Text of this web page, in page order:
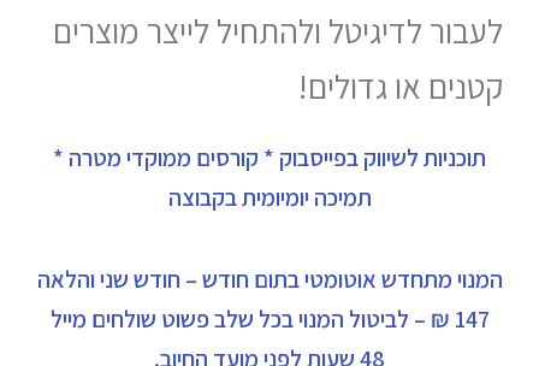
לעבור לדיגיטל ולהתחיל לייצר מוצרים
קטנים או גדולים!
תוכניות לשיווק בפייסבוק * קורסים ממוקדי מטרה *
תמיכה יומיומית בקבוצה
המנוי מתחדש אוטומטי בתום חודש – חודש שני והלאה
147 ₪ – לביטול המנוי בכל שלב פשוט שולחים מייל
48 שעות לפני מועד החיוב.